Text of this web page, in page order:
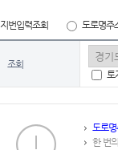
지번입력조회 도로명주
조회
토
도로
한 번